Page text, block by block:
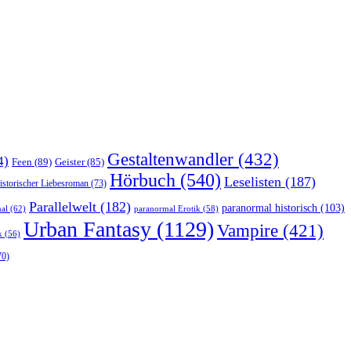
Feen (89) Geister(85) Gestaltenwandler (432)
Liebesroman (73) Hörbuch (540) Leselisten (187)
(62) Parallelwelt (182) paranormal Erotik (58) paranormal historisch (103)
(56) Urban Fantasy (1129) Vampire (421)